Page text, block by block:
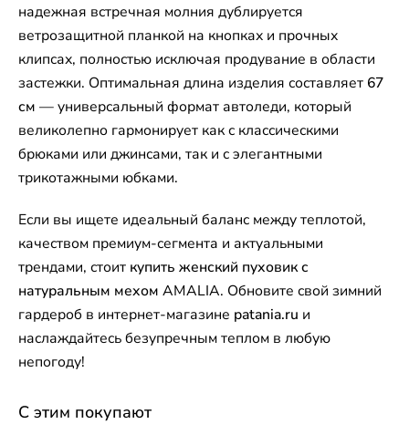
надежная встречная молния дублируется
ветрозащитной планкой на кнопках и прочных
клипсах, полностью исключая продувание в области
застежки. Оптимальная длина изделия составляет 67
см — универсальный формат автоледи, который
великолепно гармонирует как с классическими
брюками или джинсами, так и с элегантными
трикотажными юбками.
Если вы ищете идеальный баланс между теплотой,
качеством премиум-сегмента и актуальными
трендами, стоит купить женский пуховик с
натуральным мехом AMALIA. Обновите свой зимний
гардероб в интернет-магазине patania.ru и
наслаждайтесь безупречным теплом в любую
непогоду!
С этим покупают